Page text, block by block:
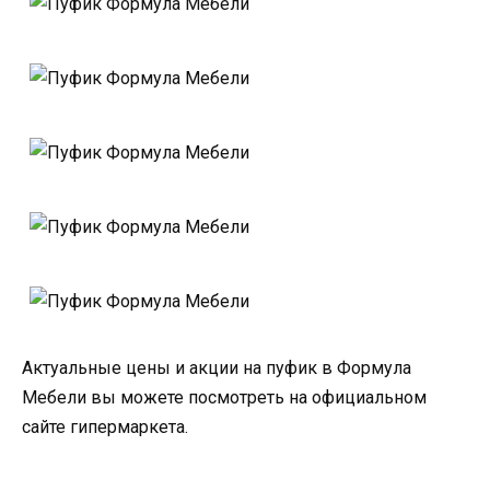
Актуальные цены и акции на пуфик в Формула
Мебели вы можете посмотреть на официальном
сайте гипермаркета.